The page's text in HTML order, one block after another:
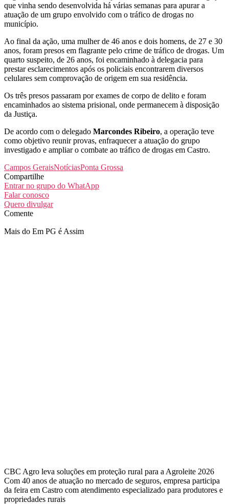
que vinha sendo desenvolvida há várias semanas para apurar a
atuação de um grupo envolvido com o tráfico de drogas no
município.
Ao final da ação, uma mulher de 46 anos e dois homens, de 27 e 30
anos, foram presos em flagrante pelo crime de tráfico de drogas. Um
quarto suspeito, de 26 anos, foi encaminhado à delegacia para
prestar esclarecimentos após os policiais encontrarem diversos
celulares sem comprovação de origem em sua residência.
Os três presos passaram por exames de corpo de delito e foram
encaminhados ao sistema prisional, onde permanecem à disposição
da Justiça.
De acordo com o delegado Marcondes Ribeiro, a operação teve
como objetivo reunir provas, enfraquecer a atuação do grupo
investigado e ampliar o combate ao tráfico de drogas em Castro.
Campos GeraisNotíciasPonta Grossa
Compartilhe
Entrar no grupo do WhatApp
Falar conosco
Quero divulgar
Comente
Mais do Em PG é Assim
CBC Agro leva soluções em proteção rural para a Agroleite 2026
Com 40 anos de atuação no mercado de seguros, empresa participa
da feira em Castro com atendimento especializado para produtores e
propriedades rurais